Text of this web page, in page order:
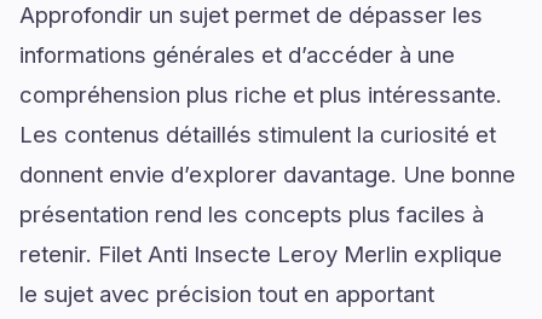
Approfondir un sujet permet de dépasser les
informations générales et d’accéder à une
compréhension plus riche et plus intéressante.
Les contenus détaillés stimulent la curiosité et
donnent envie d’explorer davantage. Une bonne
présentation rend les concepts plus faciles à
retenir. Filet Anti Insecte Leroy Merlin explique
le sujet avec précision tout en apportant